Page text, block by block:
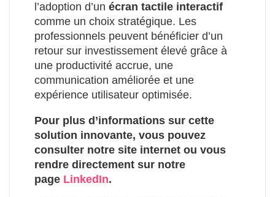
l’adoption d’un écran tactile interactif
comme un choix stratégique. Les
professionnels peuvent bénéficier d’un
retour sur investissement élevé grâce à
une productivité accrue, une
communication améliorée et une
expérience utilisateur optimisée.
Pour plus d’informations sur cette
solution innovante, vous pouvez
consulter notre site internet ou vous
rendre directement sur notre
page LinkedIn.